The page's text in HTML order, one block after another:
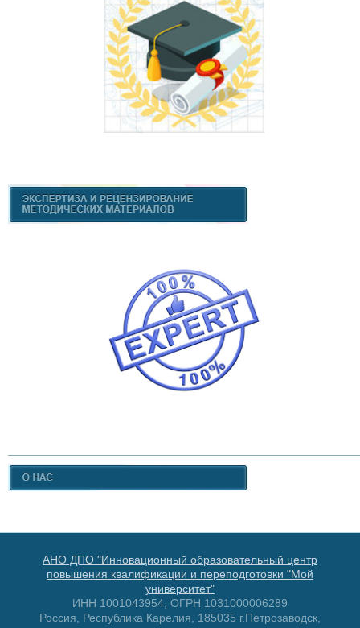
АНО ДПО "Инновационный образовательный центр
повышения квалификации и переподготовки "Мой
университет"
ИНН 1001043954, ОГРН 1031000006289
Россия, Республика Карелия, 185035 г.Петрозаводск,